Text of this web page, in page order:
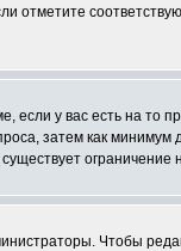
отметите
если у вас есть на
затем как
Чтобы